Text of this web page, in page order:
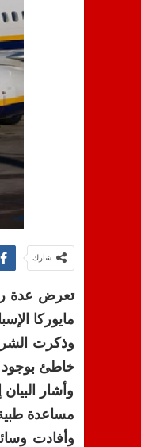
شارك
تعرض عدة
مايوركا
وذكرت
خاطئ بوجود
وأشار
مساعدة